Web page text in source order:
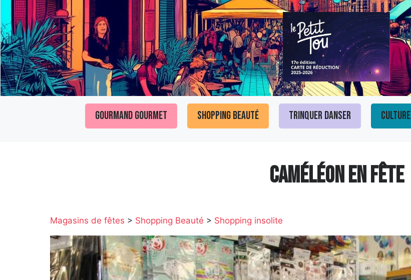
Gourmand Gourmet Shopping Beauté Trinquer Danser Culture
CAMÉLÉON EN FÊTE
Magasins de fêtes > Shopping Beauté > Shopping insolite